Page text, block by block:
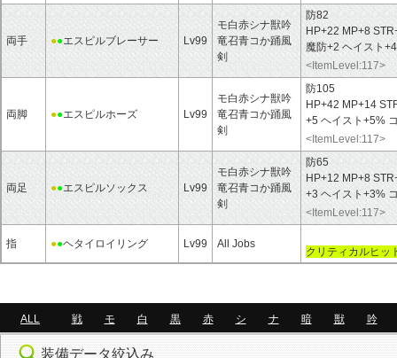
両手 ●●エスピルブレーサー Lv99
モ白赤シナ獣吟
竜召青コか踊風
剣
防82
HP+22 MP+8
魔防+2 ヘイスト
<ItemLevel:117>
両脚 ●●エスピルホーズ Lv99
モ白赤シナ獣吟
竜召青コか踊風
剣
防105
HP+42 MP+14
+5 ヘイスト+5%
<ItemLevel:117>
両足 ●●エスピルソックス Lv99
モ白赤シナ獣吟
竜召青コか踊風
剣
防65
HP+12 MP+8
+3 ヘイスト+3%
<ItemLevel:117>
指 ●●ヘタイロイリング Lv99 All Jobs
クリティカルヒッ
ALL 戦 モ 白 黒 赤 シ ナ 暗 獣 吟
装備データ絞込み